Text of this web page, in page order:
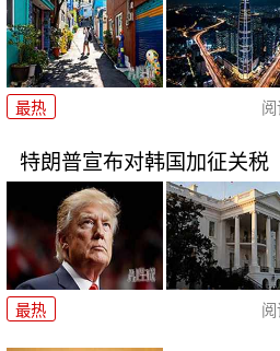
最热
特朗普宣布对韩国加征关税
最热